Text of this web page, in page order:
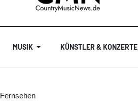
MUSIK KÜNSTLER & KONZERTE